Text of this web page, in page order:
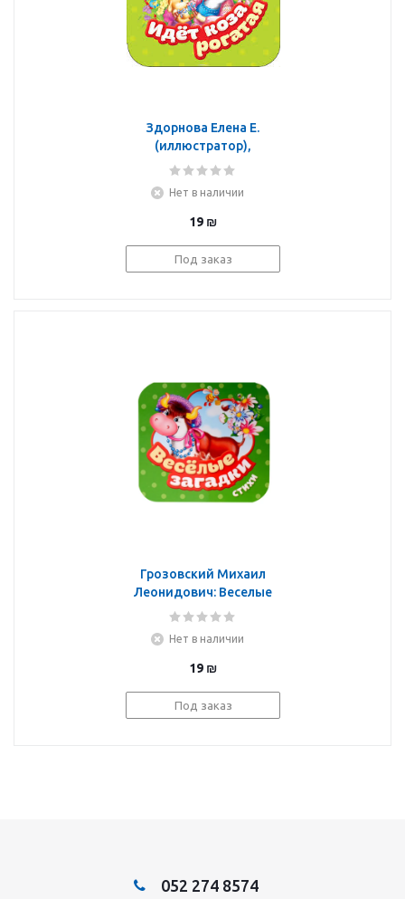
Здорнова Елена Е.
(иллюстратор),
Купряшова Светлана Н.
коза рогатая
(Гармошки)
Нет в наличии
19 ₪
Под заказ
Грозовский Михаил
Леонидович: Веселые
загадки. Стихи
Нет в наличии
19 ₪
Под заказ
052 274 8574